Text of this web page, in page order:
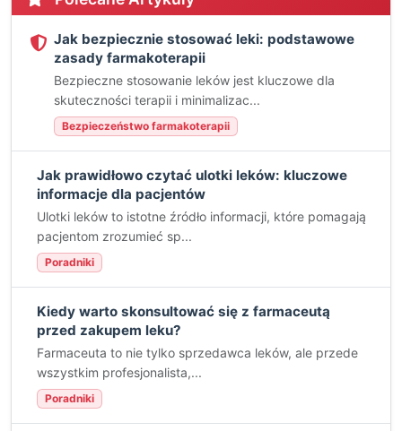
Jak bezpiecznie stosować leki: podstawowe
zasady farmakoterapii
Bezpieczne stosowanie leków jest kluczowe dla
skuteczności terapii i minimalizac...
Bezpieczeństwo farmakoterapii
Jak prawidłowo czytać ulotki leków: kluczowe
informacje dla pacjentów
Ulotki leków to istotne źródło informacji, które pomagają
pacjentom zrozumieć sp...
Poradniki
Kiedy warto skonsultować się z farmaceutą
przed zakupem leku?
Farmaceuta to nie tylko sprzedawca leków, ale przede
wszystkim profesjonalista,...
Poradniki